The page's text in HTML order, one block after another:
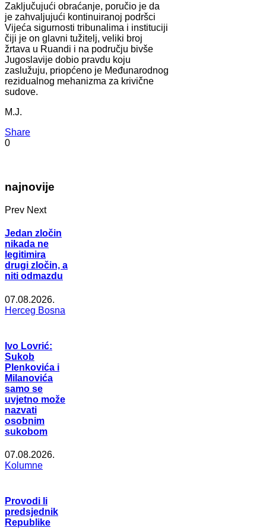
Zaključujući obraćanje, poručio je da
je zahvaljujući kontinuiranoj podršci
Vijeća sigurnosti tribunalima i instituciji
čiji je on glavni tužitelj, veliki broj
žrtava u Ruandi i na području bivše
Jugoslavije dobio pravdu koju
zaslužuju, priopćeno je Međunarodnog
rezidualnog mehanizma za krivične
sudove.
M.J.
Share
0
najnovije
Prev Next
Jedan zločin
nikada ne
legitimira
drugi zločin, a
niti odmazdu
07.08.2026.
Herceg Bosna
Ivo Lovrić:
Sukob
Plenkovića i
Milanovića
samo se
uvjetno može
nazvati
osobnim
sukobom
07.08.2026.
Kolumne
Provodi li
predsjednik
Republike